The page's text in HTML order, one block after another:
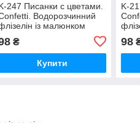
247 Писанки с цветами.
Водорозчинний
із малюнком
₴
Купити
K-
98